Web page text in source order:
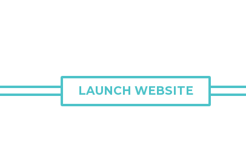
LAUNCH WEBSITE